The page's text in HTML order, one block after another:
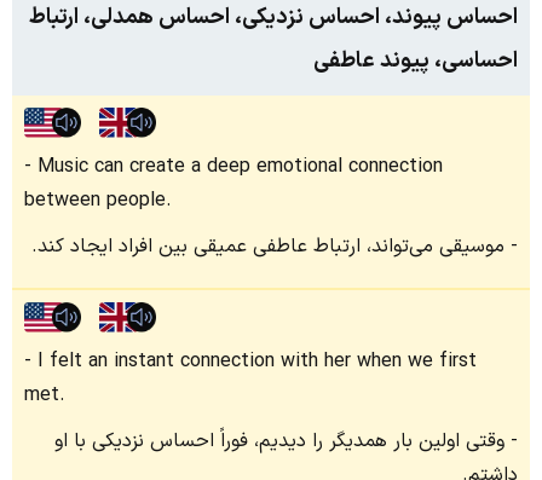
احساس پیوند، احساس نزدیکی، احساس همدلی، ارتباط
احساسی، پیوند عاطفی
Music can create a deep emotional connection
between people.
موسیقی می‌تواند، ارتباط عاطفی عمیقی بین افراد ایجاد کند.
I felt an instant connection with her when we first
met.
وقتی اولین بار همدیگر را دیدیم، فوراً احساس نزدیکی با او